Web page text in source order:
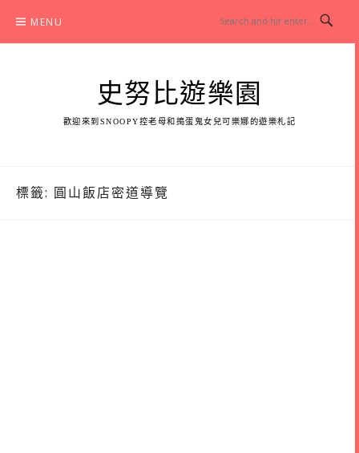
content
MENU
史努比遊樂園
歡迎來到SNOOPY控老母和搗蛋鬼女兒可樂娜的遊樂札記
標籤: 圓山飯店密道導覽